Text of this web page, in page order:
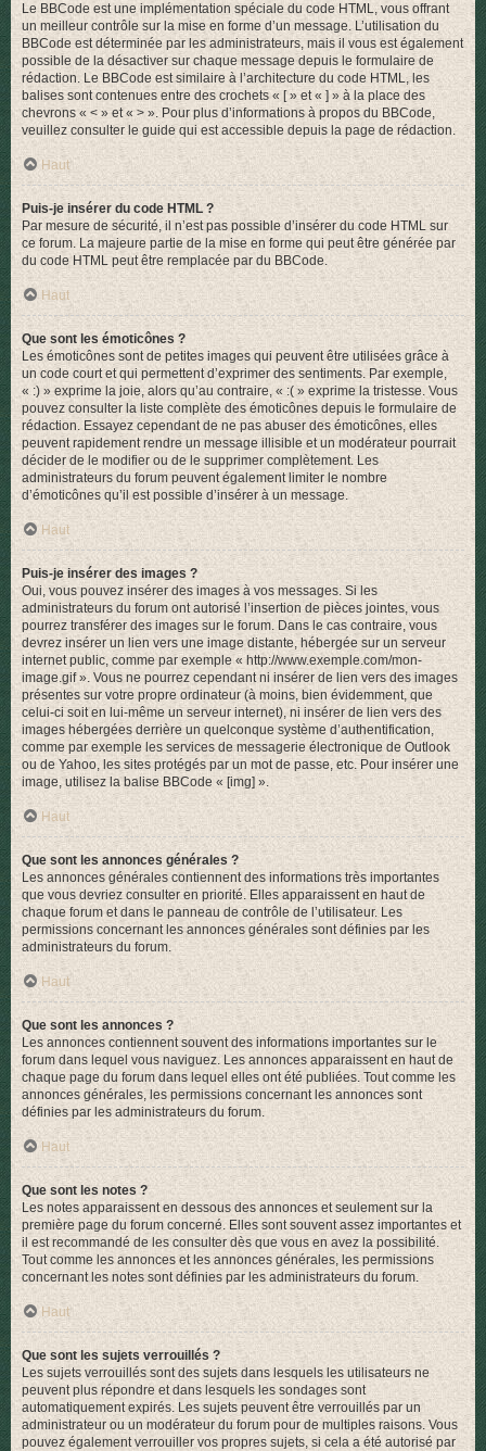
Le BBCode est une implémentation spéciale du code HTML, vous offrant
un meilleur contrôle sur la mise en forme d’un message. L’utilisation du
BBCode est déterminée par les administrateurs, mais il vous est également
possible de la désactiver sur chaque message depuis le formulaire de
rédaction. Le BBCode est similaire à l’architecture du code HTML, les
balises sont contenues entre des crochets « [ » et « ] » à la place des
chevrons « < » et « > ». Pour plus d’informations à propos du BBCode,
veuillez consulter le guide qui est accessible depuis la page de rédaction.
Haut
Puis-je insérer du code HTML ?
Par mesure de sécurité, il n’est pas possible d’insérer du code HTML sur
ce forum. La majeure partie de la mise en forme qui peut être générée par
du code HTML peut être remplacée par du BBCode.
Haut
Que sont les émoticônes ?
Les émoticônes sont de petites images qui peuvent être utilisées grâce à
un code court et qui permettent d’exprimer des sentiments. Par exemple,
« :) » exprime la joie, alors qu’au contraire, « :( » exprime la tristesse. Vous
pouvez consulter la liste complète des émoticônes depuis le formulaire de
rédaction. Essayez cependant de ne pas abuser des émoticônes, elles
peuvent rapidement rendre un message illisible et un modérateur pourrait
décider de le modifier ou de le supprimer complètement. Les
administrateurs du forum peuvent également limiter le nombre
d’émoticônes qu’il est possible d’insérer à un message.
Haut
Puis-je insérer des images ?
Oui, vous pouvez insérer des images à vos messages. Si les
administrateurs du forum ont autorisé l’insertion de pièces jointes, vous
pourrez transférer des images sur le forum. Dans le cas contraire, vous
devrez insérer un lien vers une image distante, hébergée sur un serveur
internet public, comme par exemple « http://www.exemple.com/mon-
image.gif ». Vous ne pourrez cependant ni insérer de lien vers des images
présentes sur votre propre ordinateur (à moins, bien évidemment, que
celui-ci soit en lui-même un serveur internet), ni insérer de lien vers des
images hébergées derrière un quelconque système d’authentification,
comme par exemple les services de messagerie électronique de Outlook
ou de Yahoo, les sites protégés par un mot de passe, etc. Pour insérer une
image, utilisez la balise BBCode « [img] ».
Haut
Que sont les annonces générales ?
Les annonces générales contiennent des informations très importantes
que vous devriez consulter en priorité. Elles apparaissent en haut de
chaque forum et dans le panneau de contrôle de l’utilisateur. Les
permissions concernant les annonces générales sont définies par les
administrateurs du forum.
Haut
Que sont les annonces ?
Les annonces contiennent souvent des informations importantes sur le
forum dans lequel vous naviguez. Les annonces apparaissent en haut de
chaque page du forum dans lequel elles ont été publiées. Tout comme les
annonces générales, les permissions concernant les annonces sont
définies par les administrateurs du forum.
Haut
Que sont les notes ?
Les notes apparaissent en dessous des annonces et seulement sur la
première page du forum concerné. Elles sont souvent assez importantes et
il est recommandé de les consulter dès que vous en avez la possibilité.
Tout comme les annonces et les annonces générales, les permissions
concernant les notes sont définies par les administrateurs du forum.
Haut
Que sont les sujets verrouillés ?
Les sujets verrouillés sont des sujets dans lesquels les utilisateurs ne
peuvent plus répondre et dans lesquels les sondages sont
automatiquement expirés. Les sujets peuvent être verrouillés par un
administrateur ou un modérateur du forum pour de multiples raisons. Vous
pouvez également verrouiller vos propres sujets, si cela a été autorisé par